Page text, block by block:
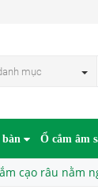
mục
bàn Ổ cắm âm
cạo râu nằm